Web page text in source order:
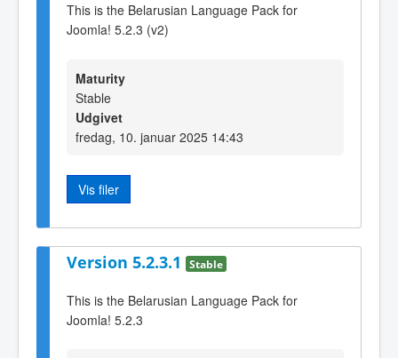
This is the Belarusian Language Pack for
Joomla! 5.2.3 (v2)
Maturity
Stable
Udgivet
fredag, 10. januar 2025 14:43
Vis filer
Version 5.2.3.1 Stable
This is the Belarusian Language Pack for
Joomla! 5.2.3